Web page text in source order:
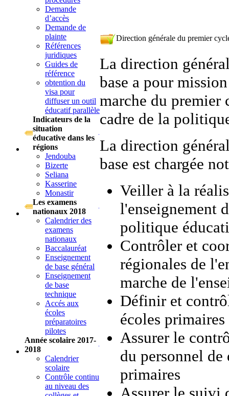
Demande
d’accès
Demande de
plainte
Références
juridiques
Guides de
référence
obtention du
visa pour
diffuser un outil
éducatif parallèle
Indicateurs de la
situation
éducative dans les
régions
Jendouba
Bizerte
Seliana
Kasserine
Monastir
Les examens
nationaux 2018
Calendrier des
examens
nationaux
Baccalauréat
Enseignement
de base général
Enseignement
de base
technique
Accés aux
écoles
préparatoires
pilotes
Année scolaire 2017-
2018
Calendrier
scolaire
Contrôle continu
au niveau des
Direction générale du premier
La direction
base a pour
marche du premier
cadre de la
La direction
base est chargée
Veiller à la
l'enseignement
politique
Contrôler et
régionales de
marche de
Définir et
écoles primaires
Assurer le
du personnel
primaires